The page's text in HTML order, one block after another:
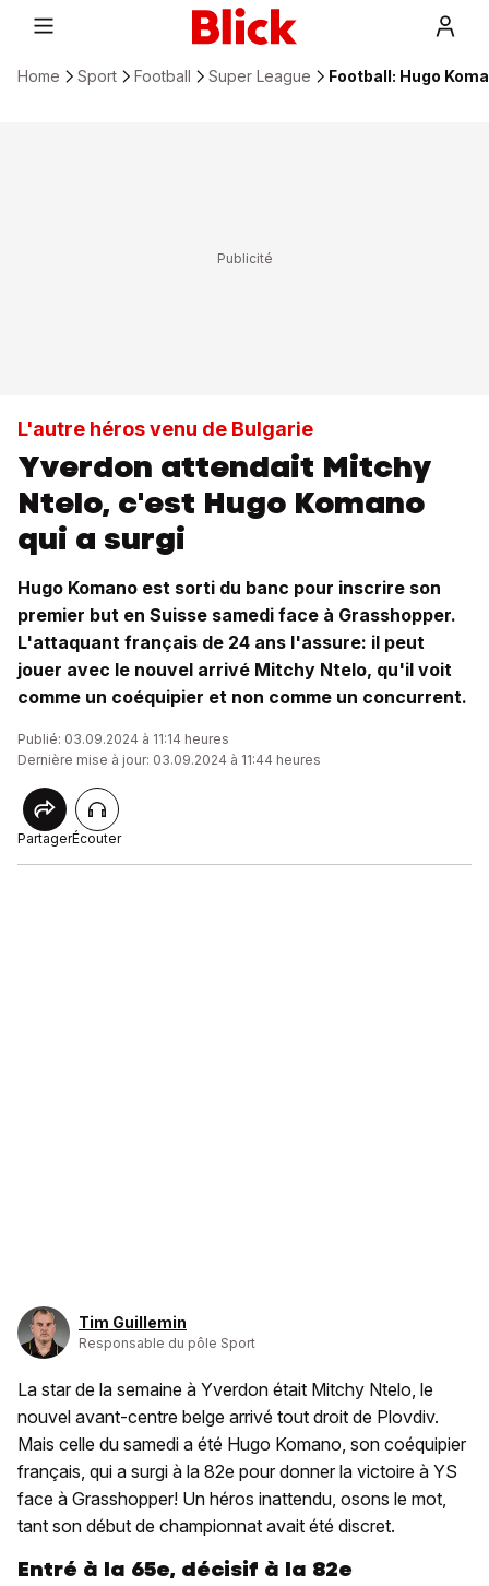
Home Sport Football Super League Football: Hugo
L'autre héros venu de Bulgarie
Yverdon attendait Mitchy
Ntelo, c'est Hugo Komano
qui a surgi
Hugo Komano est sorti du banc pour inscrire son
premier but en Suisse samedi face à Grasshopper.
L'attaquant français de 24 ans l'assure: il peut
jouer avec le nouvel arrivé Mitchy Ntelo, qu'il voit
comme un coéquipier et non comme un concurrent.
Publié: 03.09.2024 à 11:14 heures
Dernière mise à jour: 03.09.2024 à 11:44 heures
PartagerÉcouter
Tim Guillemin
Responsable du pôle Sport
La star de la semaine à Yverdon était Mitchy Ntelo, le
nouvel avant-centre belge arrivé tout droit de Plovdiv.
Mais celle du samedi a été Hugo Komano, son coéquipier
français, qui a surgi à la 82e pour donner la victoire à YS
face à Grasshopper! Un héros inattendu, osons le mot,
tant son début de championnat avait été discret.
Entré à la 65e, décisif à la 82e